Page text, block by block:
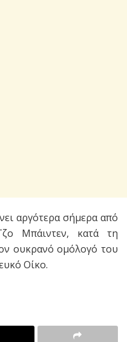
αργότερα σήμερα από
Μπάιντεν, κατά τη
ουκρανό ομόλογό του
Οίκο.